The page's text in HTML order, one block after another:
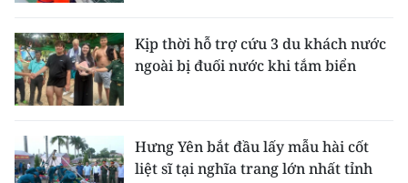
Kịp thời hỗ trợ cứu 3 du khách nước
ngoài bị đuối nước khi tắm biển
Hưng Yên bắt đầu lấy mẫu hài cốt
liệt sĩ tại nghĩa trang lớn nhất tỉnh